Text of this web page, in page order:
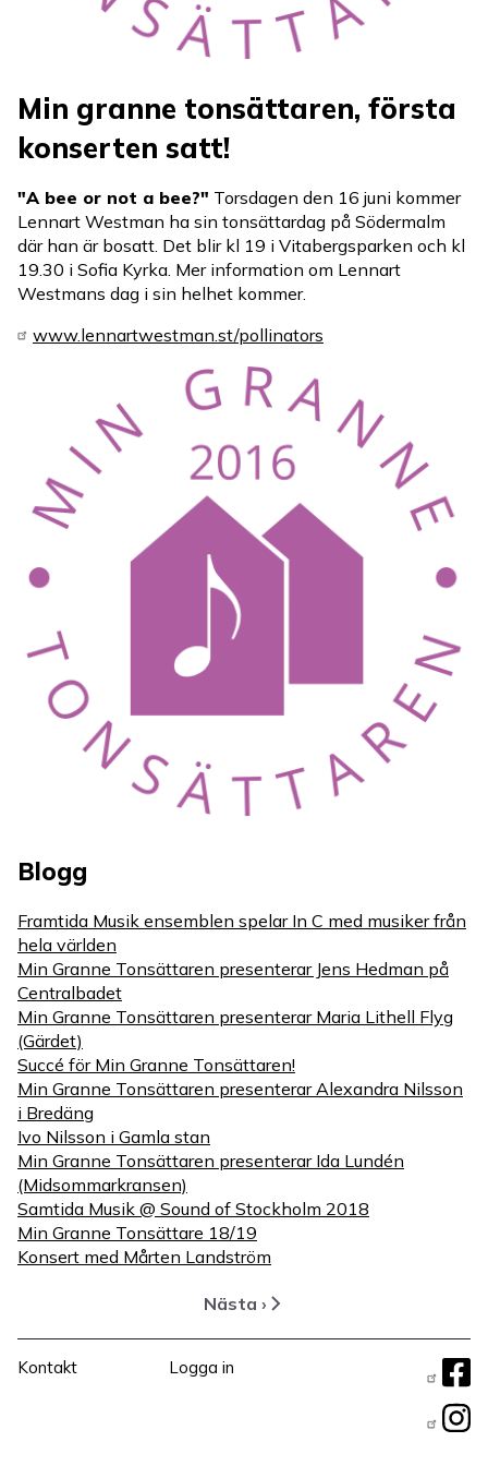
Min granne tonsättaren, första
konserten satt!
"A bee or not a bee?" Torsdagen den 16 juni kommer
Lennart Westman ha sin tonsättardag på Södermalm
där han är bosatt. Det blir kl 19 i Vitabergsparken och kl
19.30 i Sofia Kyrka. Mer information om Lennart
Westmans dag i sin helhet kommer.
www.lennartwestman.st/pollinators
Blogg
Framtida Musik ensemblen spelar In C med musiker från
hela världen
Min Granne Tonsättaren presenterar Jens Hedman på
Centralbadet
Min Granne Tonsättaren presenterar Maria Lithell Flyg
(Gärdet)
Succé för Min Granne Tonsättaren!
Min Granne Tonsättaren presenterar Alexandra Nilsson
i Bredäng
Ivo Nilsson i Gamla stan
Min Granne Tonsättaren presenterar Ida Lundén
(Midsommarkransen)
Samtida Musik @ Sound of Stockholm 2018
Min Granne Tonsättare 18/19
Konsert med Mårten Landström
Nästa
Nästa ›
Sidfotsmeny
Kontakt
User
Logga in